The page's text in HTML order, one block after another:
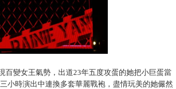
變女王氣勢，出道23年五度攻蛋的她把小巨蛋當
小時演出中連換多套華麗戰袍，盡情玩美的她儼然